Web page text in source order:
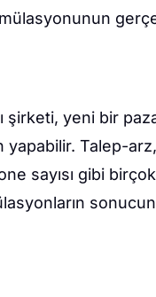
şirketi, yeni bir
yapabilir. Talep-
sayısı gibi